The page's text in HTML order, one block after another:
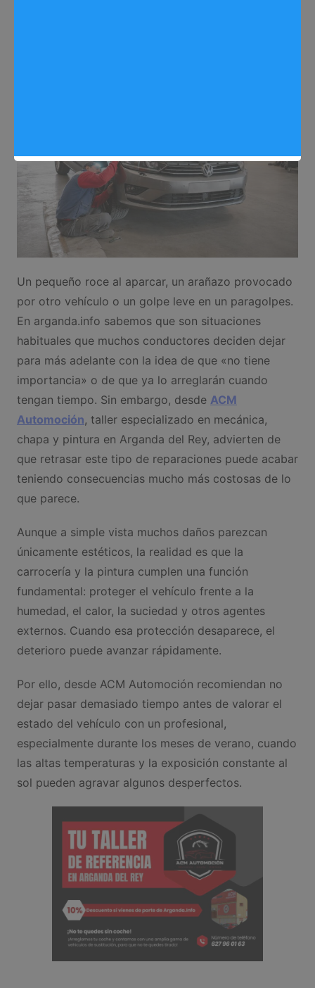
Un pequeño roce al aparcar, un arañazo provocado
por otro vehículo o un golpe leve en un paragolpes.
En arganda.info sabemos que son situaciones
habituales que muchos conductores deciden dejar
para más adelante con la idea de que «no tiene
importancia» o de que ya lo arreglarán cuando
tengan tiempo. Sin embargo, desde ACM
Automoción, taller especializado en mecánica,
chapa y pintura en Arganda del Rey, advierten de
que retrasar este tipo de reparaciones puede acabar
teniendo consecuencias mucho más costosas de lo
que parece.
Aunque a simple vista muchos daños parezcan
únicamente estéticos, la realidad es que la
carrocería y la pintura cumplen una función
fundamental: proteger el vehículo frente a la
humedad, el calor, la suciedad y otros agentes
externos. Cuando esa protección desaparece, el
deterioro puede avanzar rápidamente.
Por ello, desde ACM Automoción recomiendan no
dejar pasar demasiado tiempo antes de valorar el
estado del vehículo con un profesional,
especialmente durante los meses de verano, cuando
las altas temperaturas y la exposición constante al
sol pueden agravar algunos desperfectos.